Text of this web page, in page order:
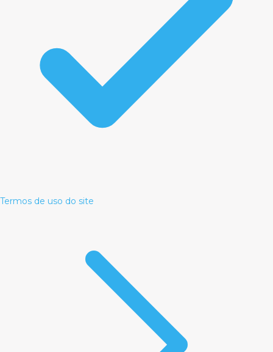
Termos de uso do site